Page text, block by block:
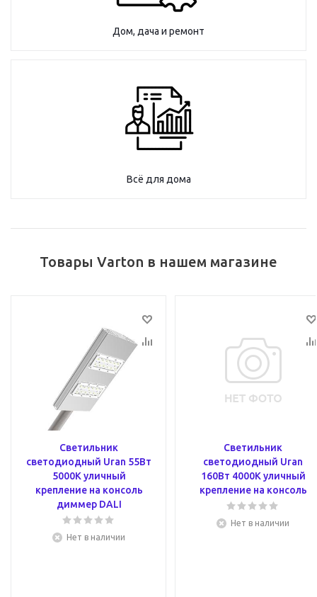
Дом, дача и ремонт
Всё для дома
Товары Varton в нашем магазине
Светильник
светодиодный Uran 55Вт
5000К уличный
крепление на консоль
диммер DALI
Нет в наличии
Светильник
светодиодный Uran
160Вт 4000К уличный
крепление на консоль
Нет в наличии